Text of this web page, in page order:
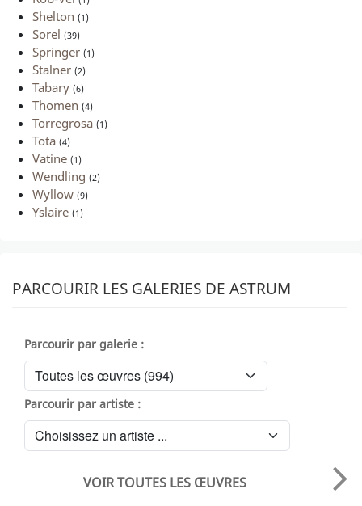
Shelton (1)
Sorel (39)
Springer (1)
Stalner (2)
Tabary (6)
Thomen (4)
Torregrosa (1)
Tota (4)
Vatine (1)
Wendling (2)
Wyllow (9)
Yslaire (1)
PARCOURIR LES GALERIES DE ASTRUM
Parcourir par galerie :
Parcourir par artiste :
VOIR TOUTES LES ŒUVRES